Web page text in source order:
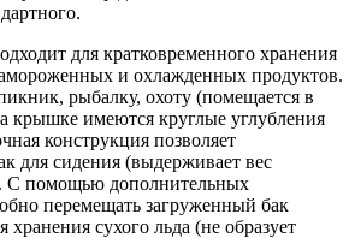
для кратковременного хранения
и охлажденных продуктов.
рыбалку, охоту (помещается в
имеются круглые углубления
конструкция позволяет
для сидения (выдерживает вес
С помощью дополнительных
перемещать загруженный бак
сухого льда (не образует